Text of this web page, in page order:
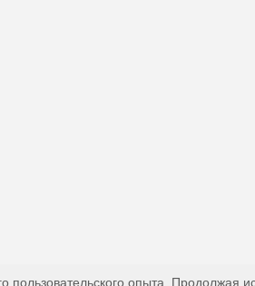
опыта. Продолжая